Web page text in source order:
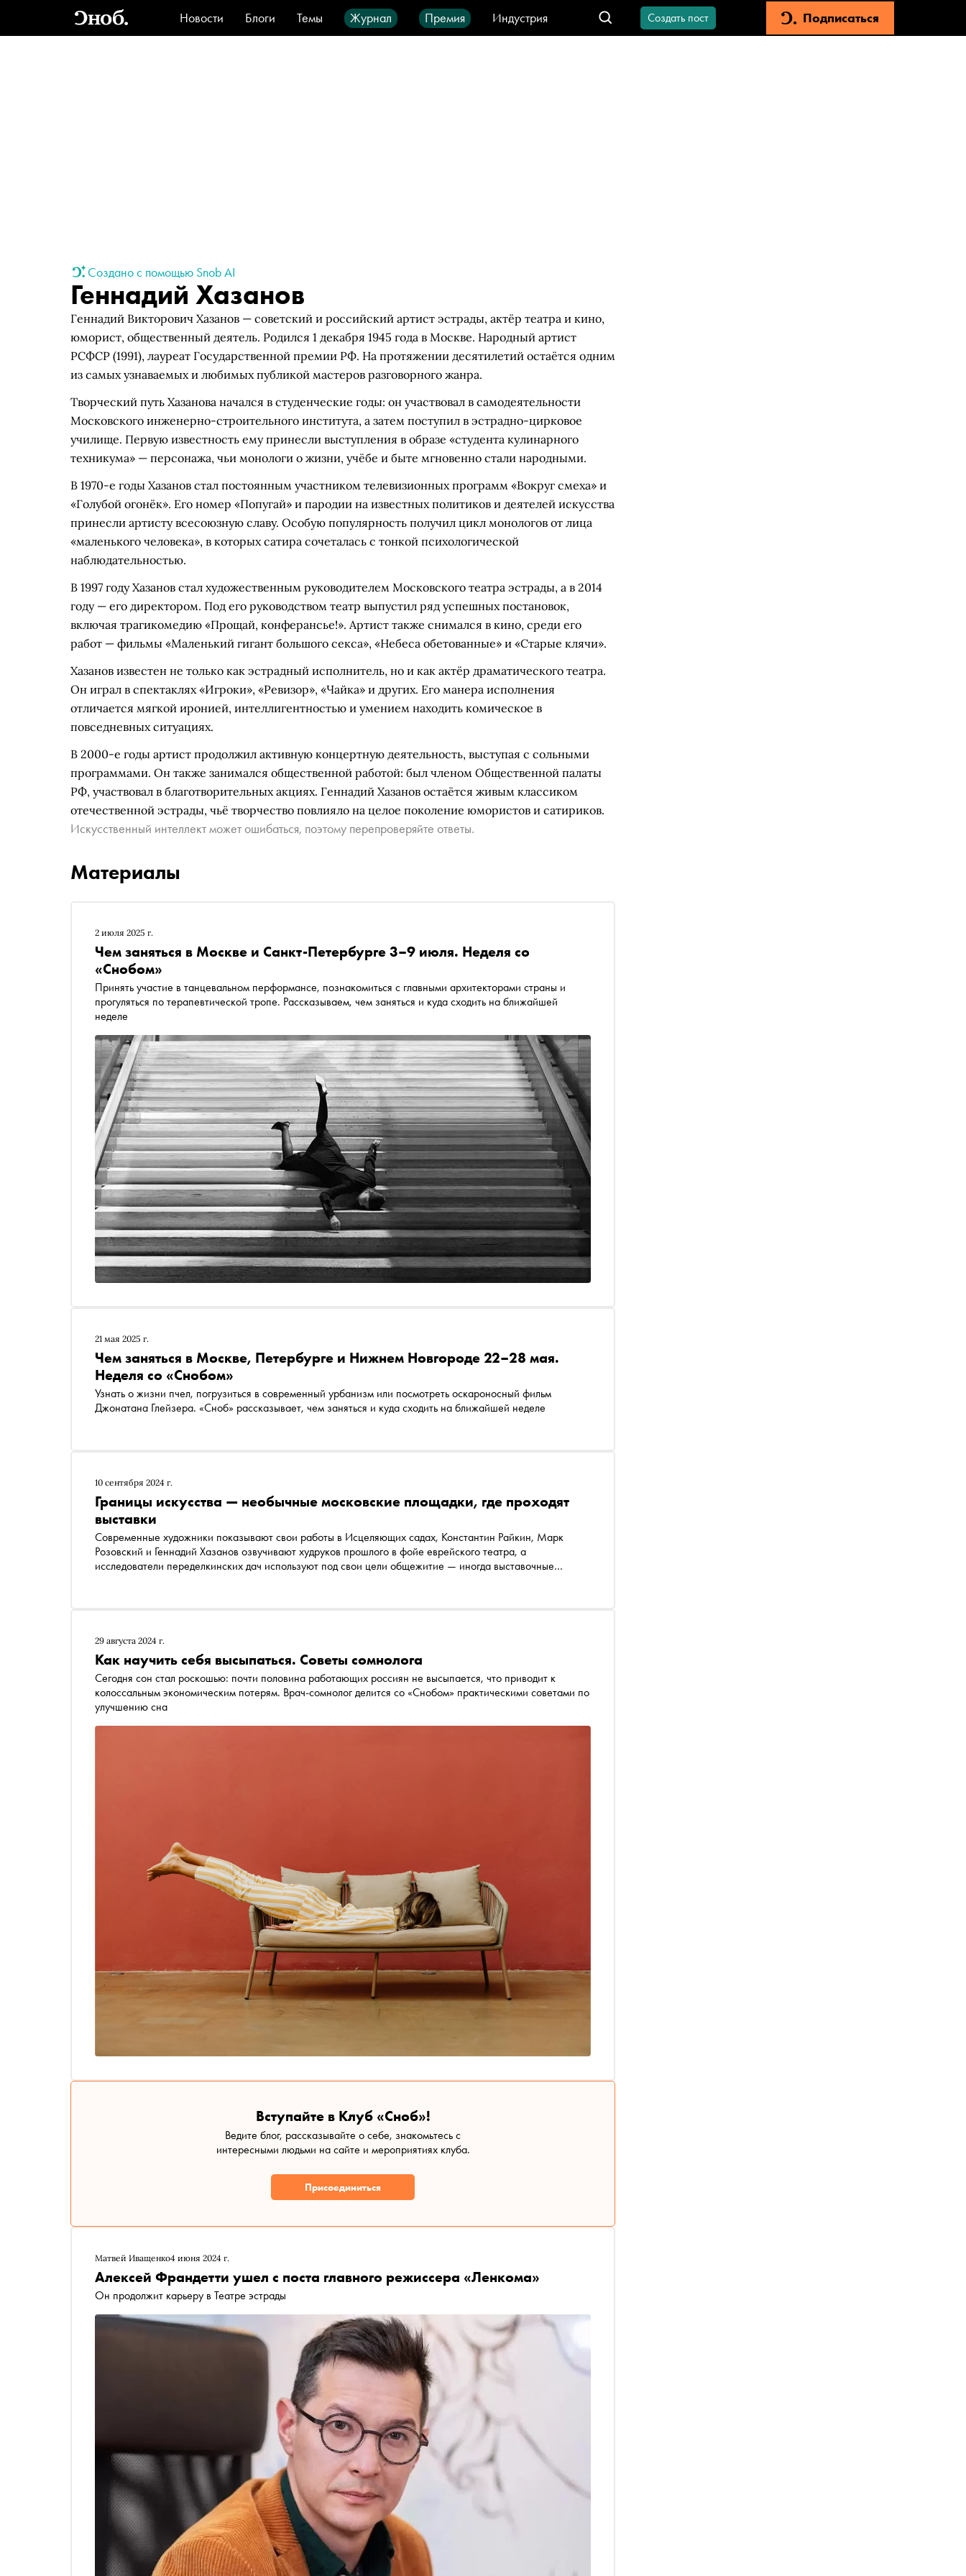
Новости Блоги Темы Журнал Премия
Индустрия
Стиль
Видео Город IT-продукты
Создать пост Подписаться
Создано с помощью Snob AI
Геннадий Хазанов
Геннадий Викторович Хазанов — советский и российский артист эстрады, актёр театра и кино,
юморист, общественный деятель. Родился 1 декабря 1945 года в Москве. Народный артист
РСФСР (1991), лауреат Государственной премии РФ. На протяжении десятилетий остаётся одним
из самых узнаваемых и любимых публикой мастеров разговорного жанра.
Творческий путь Хазанова начался в студенческие годы: он участвовал в самодеятельности
Московского инженерно-строительного института, а затем поступил в эстрадно-цирковое
училище. Первую известность ему принесли выступления в образе «студента кулинарного
техникума» — персонажа, чьи монологи о жизни, учёбе и быте мгновенно стали народными.
В 1970-е годы Хазанов стал постоянным участником телевизионных программ «Вокруг смеха» и
«Голубой огонёк». Его номер «Попугай» и пародии на известных политиков и деятелей искусства
принесли артисту всесоюзную славу. Особую популярность получил цикл монологов от лица
«маленького человека», в которых сатира сочеталась с тонкой психологической
наблюдательностью.
В 1997 году Хазанов стал художественным руководителем Московского театра эстрады, а в 2014
году — его директором. Под его руководством театр выпустил ряд успешных постановок,
включая трагикомедию «Прощай, конферансье!». Артист также снимался в кино, среди его
работ — фильмы «Маленький гигант большого секса», «Небеса обетованные» и «Старые клячи».
Хазанов известен не только как эстрадный исполнитель, но и как актёр драматического театра.
Он играл в спектаклях «Игроки», «Ревизор», «Чайка» и других. Его манера исполнения
отличается мягкой иронией, интеллигентностью и умением находить комическое в
повседневных ситуациях.
В 2000-е годы артист продолжил активную концертную деятельность, выступая с сольными
программами. Он также занимался общественной работой: был членом Общественной палаты
РФ, участвовал в благотворительных акциях. Геннадий Хазанов остаётся живым классиком
отечественной эстрады, чьё творчество повлияло на целое поколение юмористов и сатириков.
Искусственный интеллект может ошибаться, поэтому перепроверяйте ответы.
Материалы
2 июля 2025 г.
Чем заняться в Москве и Санкт-Петербурге 3–9 июля. Неделя со
«Снобом»
Принять участие в танцевальном перформансе, познакомиться с главными архитекторами страны и
прогуляться по терапевтической тропе. Рассказываем, чем заняться и куда сходить на ближайшей
неделе
21 мая 2025 г.
Чем заняться в Москве, Петербурге и Нижнем Новгороде 22–28 мая.
Неделя со «Снобом»
Узнать о жизни пчел, погрузиться в современный урбанизм или посмотреть оскароносный фильм
Джонатана Глейзера. «Сноб» рассказывает, чем заняться и куда сходить на ближайшей неделе
10 сентября 2024 г.
Границы искусства — необычные московские площадки, где проходят
выставки
Современные художники показывают свои работы в Исцеляющих садах, Константин Райкин, Марк
Розовский и Геннадий Хазанов озвучивают худруков прошлого в фойе еврейского театра, а
исследователи переделкинских дач используют под свои цели общежитие — иногда выставочные
29 августа 2024 г.
Как научить себя высыпаться. Советы сомнолога
Сегодня сон стал роскошью: почти половина работающих россиян не высыпается, что приводит к
колоссальным экономическим потерям. Врач-сомнолог делится со «Снобом» практическими советами по
улучшению сна
Вступайте в Клуб «Сноб»!
Ведите блог, рассказывайте о себе, знакомьтесь с
интересными людьми на сайте и мероприятиях клуба.
Присоединиться
Матвей Иващенко4 июня 2024 г.
Алексей Франдетти ушел с поста главного режиссера «Ленкома»
Он продолжит карьеру в Театре эстрады